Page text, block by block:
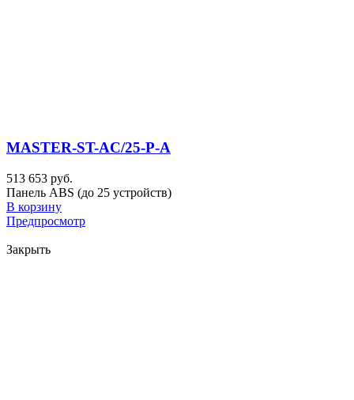
MASTER-ST-AC/25-P-A
513 653 руб.
Панель ABS (до 25 устройств)
В корзину
Предпросмотр
Закрыть